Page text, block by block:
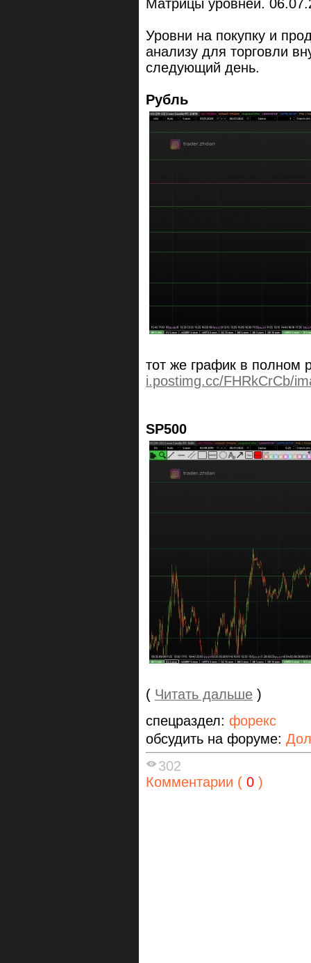
Матрицы уровней.
Уровни на покупку и
анализу для торговли
следующий день.
Рубль
тот же график в полном
i.postimg.cc/FHRkCrCb/
SP500
( Читать дальше )
спецраздел: форекс
обсудить на форуме:
302
Комментарии ( 0 )